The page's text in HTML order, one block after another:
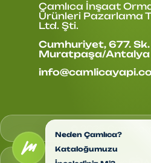
Çamlıca İnşaat
Ürünleri Pazarlama
Ltd. Şti.
Cumhuriyet, 677.
Muratpaşa/Antalya
© 2025 Çamlıca
Neden Çamlıca?
Kataloğumuzu